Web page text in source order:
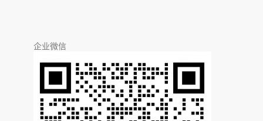
企业微信